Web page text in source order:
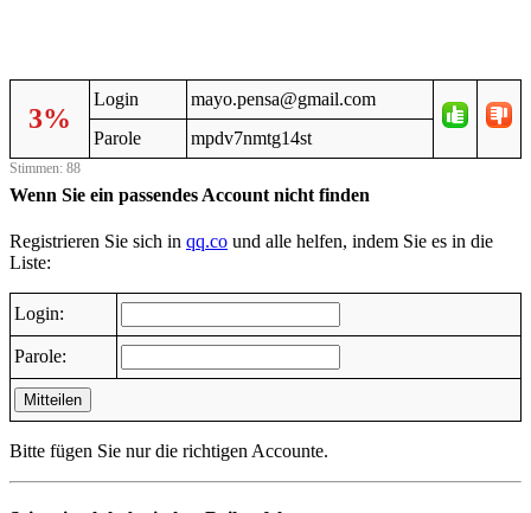
3%
Login
mayo.pensa@gmail.com
Parole
mpdv7nmtg14st
Stimmen: 88
Wenn Sie ein passendes Account nicht finden
Registrieren Sie sich in qq.co und alle helfen, indem Sie es in die
Liste:
Login:
Parole:
Mitteilen
Bitte fügen Sie nur die richtigen Accounte.